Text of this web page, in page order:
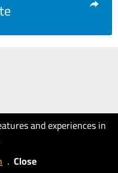
and experiences in
. Close